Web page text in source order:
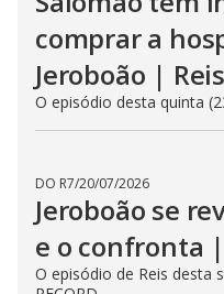
DO R7/29/07/2026
Rainha de
Salomão | Reis
O episódio de Reis desta